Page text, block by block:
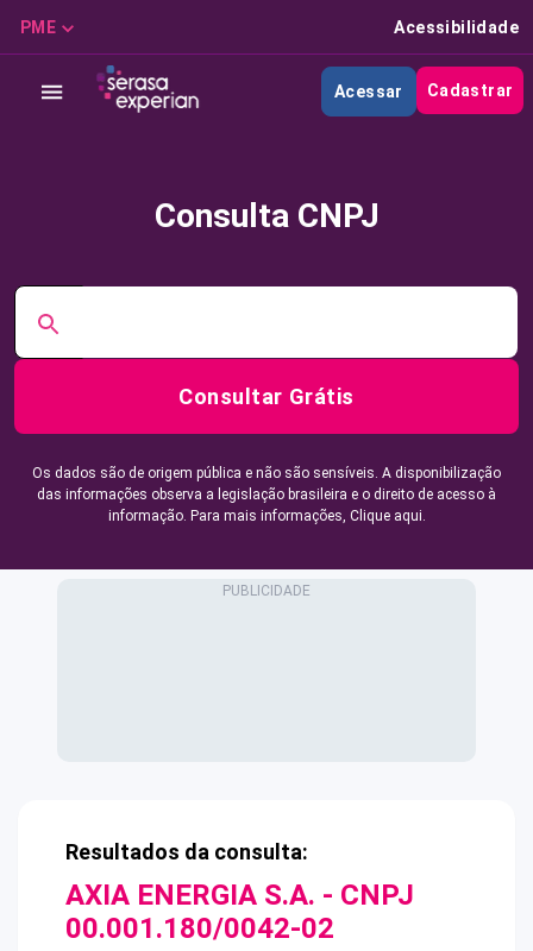
PME Acessibilidade
Acessar Cadastrar
Consulta CNPJ
Consultar Grátis
Os dados são de origem pública e não são sensíveis. A disponibilização
das informações observa a legislação brasileira e o direito de acesso à
informação. Para mais informações, Clique aqui.
Resultados da consulta:
AXIA ENERGIA S.A. - CNPJ
00.001.180/0042-02